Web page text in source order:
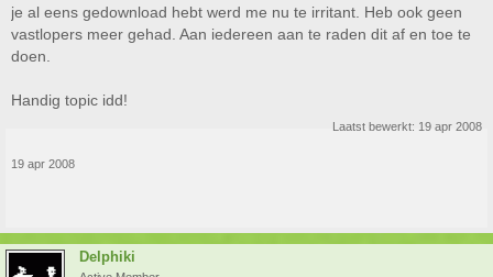
je al eens gedownload hebt werd me nu te irritant. Heb ook geen
vastlopers meer gehad. Aan iedereen aan te raden dit af en toe te
doen.
Handig topic idd!
Laatst bewerkt: 19 apr 2008
19 apr 2008
Delphiki